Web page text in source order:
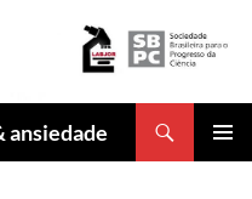
ansiedade